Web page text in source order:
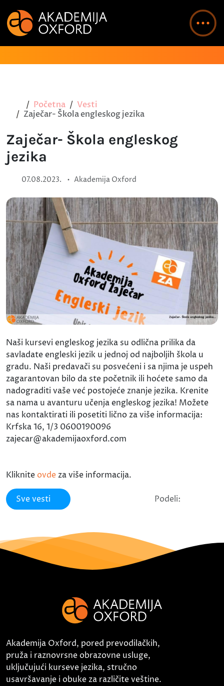
Početna
Vesti
Zaječar- Škola engleskog jezika
Zaječar- Škola engleskog
jezika
07.08.2023. • Akademija Oxford
Naši kursevi engleskog jezika su odlična prilika da
savladate engleski jezik u jednoj od najboljih škola u
gradu. Naši predavači su posvećeni i sa njima je uspeh
zagarantovan bilo da ste početnik ili hoćete samo da
nadograditi vaše već postojeće znanje jezika. Krenite
sa nama u avanturu učenja engleskog jezika! Možete
nas kontaktirati ili posetiti lično za više informacija:
Krfska 16, 1/3 0600190096
zajecar@akademijaoxford.com
Kliknite ovde za više informacija.
Sve vesti Podeli:
Akademija Oxford, pored prevodilačkih,
pruža i raznovrsne obrazovne usluge,
uključujući kurseve jezika, stručno
usavršavanje i obuke za različite veštine.